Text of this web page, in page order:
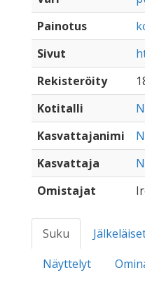
Painotus
Sivut
Rekisteröity
Kotitalli
Kasvattajanimi
Kasvattaja
Omistajat
Suku
Näyttelyt